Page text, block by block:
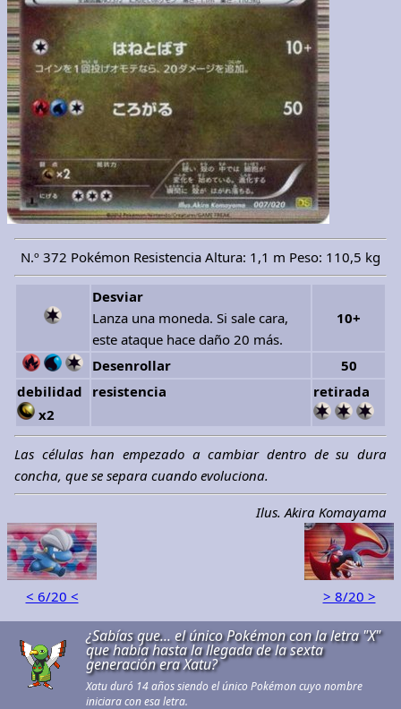
N.º 372 Pokémon Resistencia Altura: 1,1 m Peso: 110,5 kg
Desviar
Lanza una moneda. Si sale cara,
este ataque hace daño 20 más.
10+
Desenrollar
50
debilidad
x2
resistencia retirada
Las células han empezado a cambiar dentro de su dura
concha, que se separa cuando evoluciona.
Ilus. Akira Komayama
< 6/20 < > 8/20 >
¿Sabías que... el único Pokémon con la letra "X"
que había hasta la llegada de la sexta
generación era Xatu?
Xatu duró 14 años siendo el único Pokémon cuyo nombre
iniciara con esa letra.